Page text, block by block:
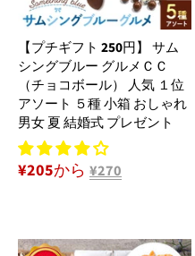
【プチギフト 250円】 サム
シングブルー グルメＣＣ
（チョコボール） 人気 １位
アソート ５種 小箱 おしゃれ
男女 夏 結婚式 プレゼント
¥205から ¥270